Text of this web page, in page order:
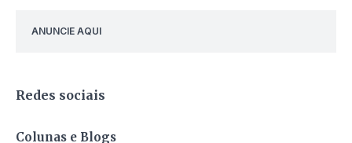
ANUNCIE AQUI
Redes sociais
Colunas e Blogs